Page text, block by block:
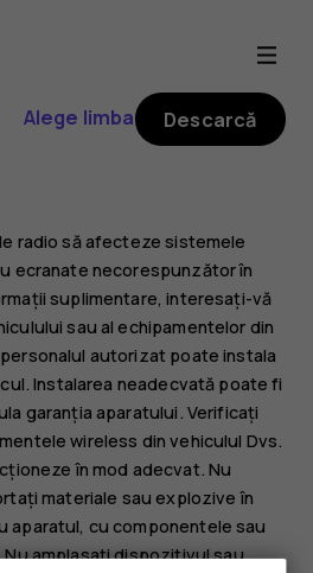
Alege limba Descarcă
radio să afecteze sistemele
ecranate necorespunzător în
suplimentare, interesați-vă
sau al echipamentelor din
autorizat poate instala
Instalarea neadecvată poate fi
garanția aparatului. Verificați
wireless din vehiculul Dvs.
în mod adecvat. Nu
materiale sau explozive în
aparatul, cu componentele sau
amplasați dispozitivul sau